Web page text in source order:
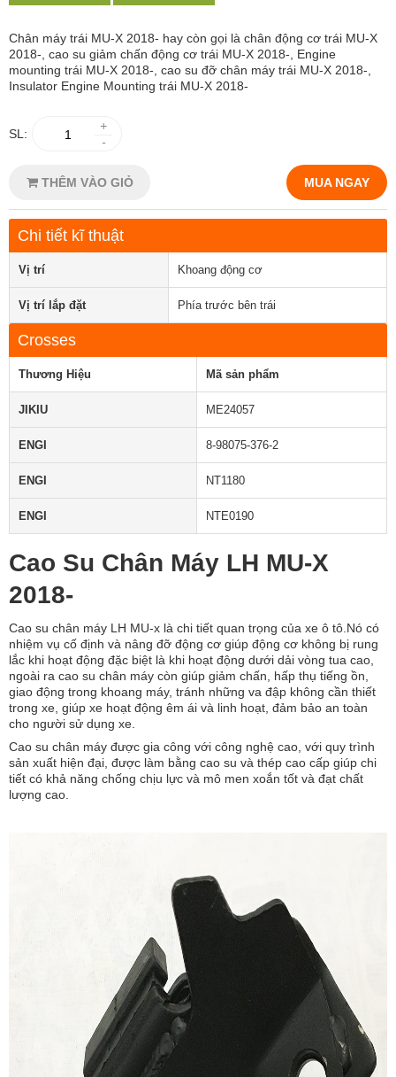
Chân máy trái MU-X 2018- hay còn gọi là chân động cơ trái MU-X
2018-, cao su giảm chấn động cơ trái MU-X 2018-, Engine
mounting trái MU-X 2018-, cao su đỡ chân máy trái MU-X 2018-,
Insulator Engine Mounting trái MU-X 2018-
SL:
+
-
THÊM VÀO GIỎ MUA NGAY
Chi tiết kĩ thuật
Vị trí Khoang động cơ
Vị trí lắp đặt Phía trước bên trái
Crosses
Thương Hiệu Mã sản phẩm
JIKIU ME24057
ENGI 8-98075-376-2
ENGI NT1180
ENGI NTE0190
Cao Su Chân Máy LH MU-X
2018-
Cao su chân máy LH MU-x là chi tiết quan trọng của xe ô tô.Nó có
nhiệm vụ cố định và nâng đỡ động cơ giúp động cơ không bị rung
lắc khi hoạt động đặc biệt là khi hoạt động dưới dải vòng tua cao,
ngoài ra cao su chân máy còn giúp giảm chấn, hấp thụ tiếng ồn,
giao động trong khoang máy, tránh những va đập không cần thiết
trong xe, giúp xe hoạt động êm ái và linh hoạt, đảm bảo an toàn
cho người sử dụng xe.
Cao su chân máy được gia công với công nghệ cao, với quy trình
sản xuất hiện đại, được làm bằng cao su và thép cao cấp giúp chi
tiết có khả năng chống chịu lực và mô men xoắn tốt và đạt chất
lượng cao.